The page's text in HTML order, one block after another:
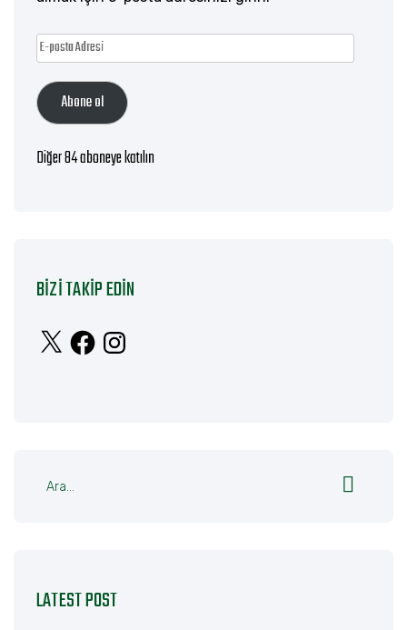
E-
AdresiAbone ol
Diğer 84 aboneye katılın
BIZI TAKIP EDIN
X FacebookInstagram
LATEST POST